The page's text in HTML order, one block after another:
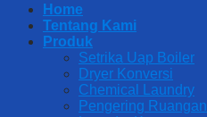
Home
Tentang Kami
Produk
Setrika Uap Boiler
Dryer Konversi
Chemical Laundry
Pengering Ruangan